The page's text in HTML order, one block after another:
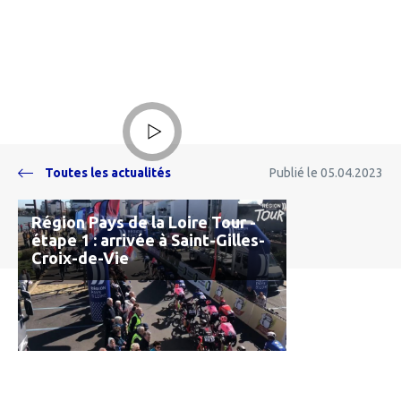
Région Pays de la Loire Tour -
étape 1 : arrivée à Saint-Gilles-
Croix-de-Vie
Lire la vidéo
Toutes les actualités Publié le 05.04.2023